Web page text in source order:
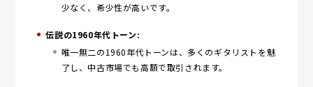
少なく、希少性が高いです。
伝説の1960年代トーン:
唯一無二の1960年代トーンは、多くのギタリストを魅
了し、中古市場でも高額で取引されます。